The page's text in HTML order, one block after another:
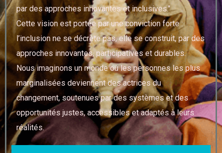
par des approches innovantes et inclusives."
Cette vision est portée par une conviction forte :
l’inclusion ne se décrète pas, elle se construit, par des
approches innovantes, participatives et durables.
Nous imaginons un monde où les personnes les plus
marginalisées deviennent des actrices du
changement, soutenues par des systèmes et des
opportunités justes, accessibles et adaptés à leurs
réalités.